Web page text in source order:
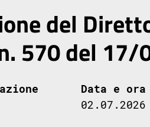
del
570 del
Data e ora